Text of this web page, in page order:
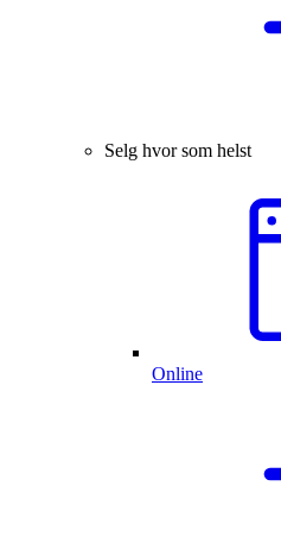
Selg hvor som helst
Online